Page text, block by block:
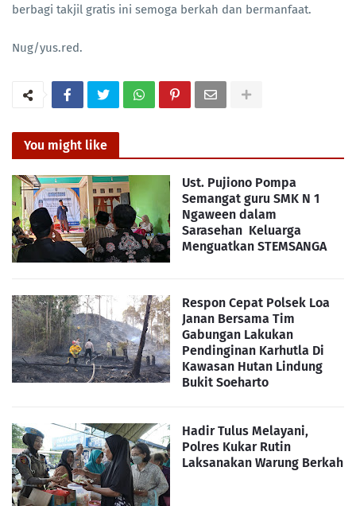
berbagi takjil gratis ini semoga berkah dan bermanfaat.
Nug/yus.red.
You might like
Ust. Pujiono Pompa
Semangat guru SMK N 1
Ngaween dalam
Sarasehan Keluarga
Menguatkan STEMSANGA
Respon Cepat Polsek Loa
Janan Bersama Tim
Gabungan Lakukan
Pendinginan Karhutla Di
Kawasan Hutan Lindung
Bukit Soeharto
Hadir Tulus Melayani,
Polres Kukar Rutin
Laksanakan Warung Berkah